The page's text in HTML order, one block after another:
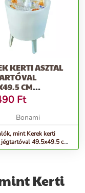
KERTI ASZTAL
CM
COOL –
Ft
Bonami
mint Kerek kerti
49.5x49.5 cm
cool – Keter
Kerti